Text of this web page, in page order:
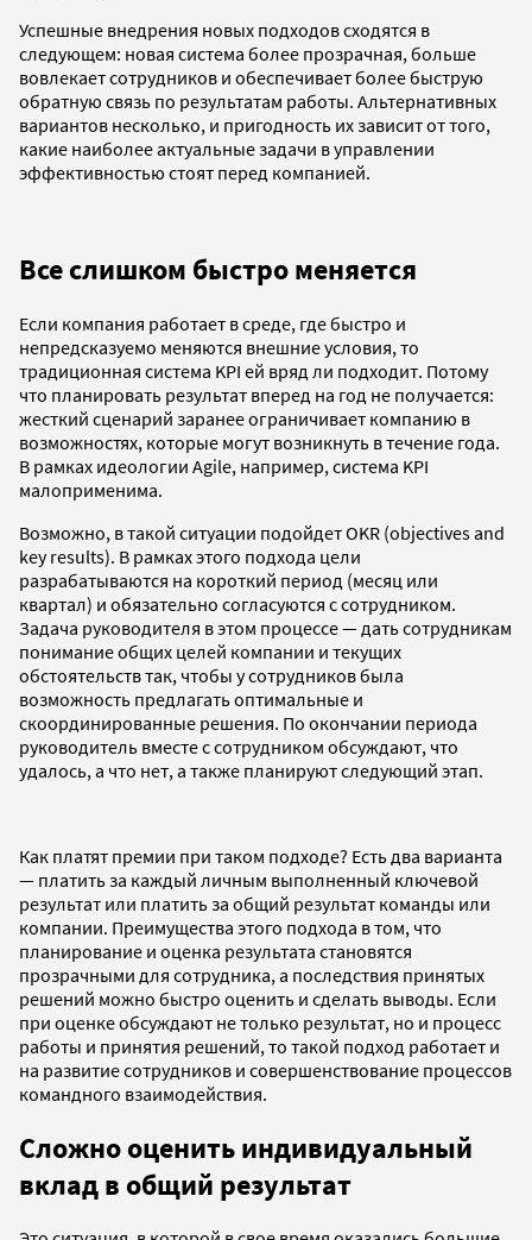
Успешные внедрения новых подходов сходятся в
следующем: новая система более прозрачная, больше
вовлекает сотрудников и обеспечивает более быструю
обратную связь по результатам работы. Альтернативных
вариантов несколько, и пригодность их зависит от того,
какие наиболее актуальные задачи в управлении
эффективностью стоят перед компанией.
Все слишком быстро меняется
Если компания работает в среде, где быстро и
непредсказуемо меняются внешние условия, то
традиционная система KPI ей вряд ли подходит. Потому
что планировать результат вперед на год не получается:
жесткий сценарий заранее ограничивает компанию в
возможностях, которые могут возникнуть в течение года.
В рамках идеологии Agile, например, система KPI
малоприменима.
Возможно, в такой ситуации подойдет OKR (objectives and
key results). В рамках этого подхода цели
разрабатываются на короткий период (месяц или
квартал) и обязательно согласуются с сотрудником.
Задача руководителя в этом процессе — дать сотрудникам
понимание общих целей компании и текущих
обстоятельств так, чтобы у сотрудников была
возможность предлагать оптимальные и
скоординированные решения. По окончании периода
руководитель вместе с сотрудником обсуждают, что
удалось, а что нет, а также планируют следующий этап.
Как платят премии при таком подходе? Есть два варианта
— платить за каждый личным выполненный ключевой
результат или платить за общий результат команды или
компании. Преимущества этого подхода в том, что
планирование и оценка результата становятся
прозрачными для сотрудника, а последствия принятых
решений можно быстро оценить и сделать выводы. Если
при оценке обсуждают не только результат, но и процесс
работы и принятия решений, то такой подход работает и
на развитие сотрудников и совершенствование процессов
командного взаимодействия.
Сложно оценить индивидуальный
вклад в общий результат